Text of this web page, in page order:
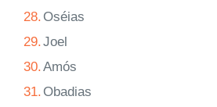
28. Oséias
29.Joel
30.Amós
31. Obadias